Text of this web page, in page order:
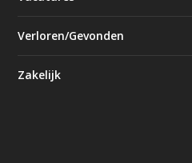
Verloren/Gevonden
Zakelijk